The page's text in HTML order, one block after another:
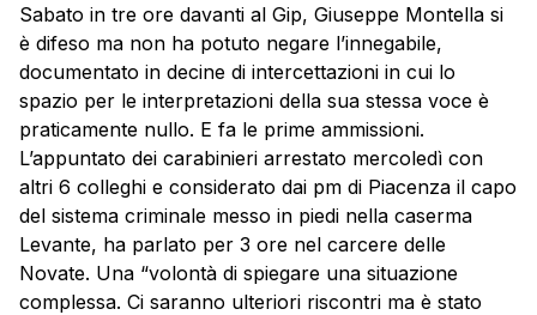
Sabato in tre ore davanti al Gip, Giuseppe Montella si
è difeso ma non ha potuto negare l’innegabile,
documentato in decine di intercettazioni in cui lo
spazio per le interpretazioni della sua stessa voce è
praticamente nullo. E fa le prime ammissioni.
L’appuntato dei carabinieri arrestato mercoledì con
altri 6 colleghi e considerato dai pm di Piacenza il capo
del sistema criminale messo in piedi nella caserma
Levante, ha parlato per 3 ore nel carcere delle
Novate. Una “volontà di spiegare una situazione
complessa. Ci saranno ulteriori riscontri ma è stato